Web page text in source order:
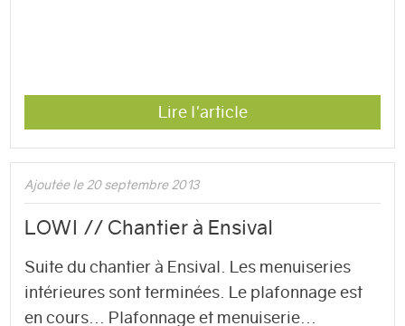
Lire l'article
Ajoutée le 20 septembre 2013
LOWI // Chantier à Ensival
Suite du chantier à Ensival. Les menuiseries
intérieures sont terminées. Le plafonnage est
en cours... Plafonnage et menuiserie...